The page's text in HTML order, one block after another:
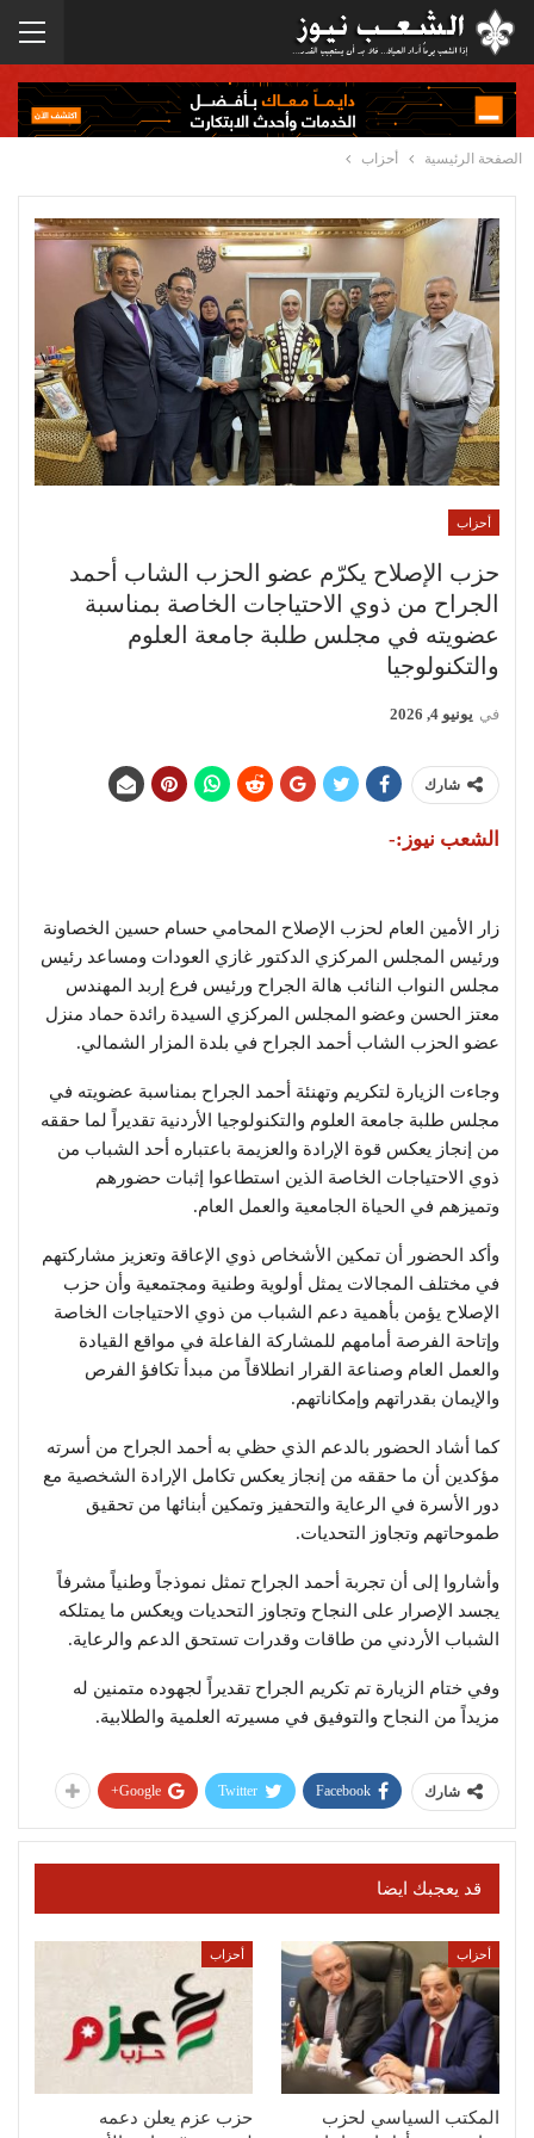
الصفحة الرئيسية أحزاب
أحزاب
حزب الإصلاح يكرّم عضو الحزب الشاب أحمد
الجراح من ذوي الاحتياجات الخاصة بمناسبة
عضويته في مجلس طلبة جامعة العلوم
والتكنولوجيا
في يونيو 4, 2026
شارك
الشعب نيوز:-
زار الأمين العام لحزب الإصلاح المحامي حسام حسين الخصاونة
ورئيس المجلس المركزي الدكتور غازي العودات ومساعد رئيس
مجلس النواب النائب هالة الجراح ورئيس فرع إربد المهندس
معتز الحسن وعضو المجلس المركزي السيدة رائدة حماد منزل
عضو الحزب الشاب أحمد الجراح في بلدة المزار الشمالي.
وجاءت الزيارة لتكريم وتهنئة أحمد الجراح بمناسبة عضويته في
مجلس طلبة جامعة العلوم والتكنولوجيا الأردنية تقديراً لما حققه
من إنجاز يعكس قوة الإرادة والعزيمة باعتباره أحد الشباب من
ذوي الاحتياجات الخاصة الذين استطاعوا إثبات حضورهم
وتميزهم في الحياة الجامعية والعمل العام.
وأكد الحضور أن تمكين الأشخاص ذوي الإعاقة وتعزيز مشاركتهم
في مختلف المجالات يمثل أولوية وطنية ومجتمعية وأن حزب
الإصلاح يؤمن بأهمية دعم الشباب من ذوي الاحتياجات الخاصة
وإتاحة الفرصة أمامهم للمشاركة الفاعلة في مواقع القيادة
والعمل العام وصناعة القرار انطلاقاً من مبدأ تكافؤ الفرص
والإيمان بقدراتهم وإمكاناتهم.
كما أشاد الحضور بالدعم الذي حظي به أحمد الجراح من أسرته
مؤكدين أن ما حققه من إنجاز يعكس تكامل الإرادة الشخصية مع
دور الأسرة في الرعاية والتحفيز وتمكين أبنائها من تحقيق
طموحاتهم وتجاوز التحديات.
وأشاروا إلى أن تجربة أحمد الجراح تمثل نموذجاً وطنياً مشرفاً
يجسد الإصرار على النجاح وتجاوز التحديات ويعكس ما يمتلكه
الشباب الأردني من طاقات وقدرات تستحق الدعم والرعاية.
وفي ختام الزيارة تم تكريم الجراح تقديراً لجهوده متمنين له
مزيداً من النجاح والتوفيق في مسيرته العلمية والطلابية.
شارك Facebook
Twitter
Google+
قد يعجبك ايضا
أحزاب
المكتب السياسي لحزب
أحزاب
حزب عزم يعلن دعمه